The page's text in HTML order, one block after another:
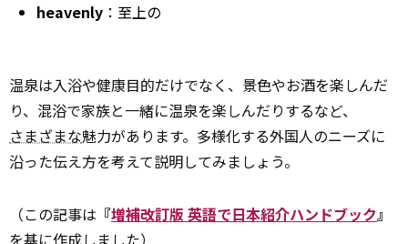
heavenly ：至上の
温泉は入浴や健康目的だけでなく、景色やお酒を楽しんだ
り、混浴で家族と一緒に温泉を楽しんだりするなど、
さまざまな魅力があります。多様化する外国人のニーズに
沿った伝え方を考えて説明してみましょう。
（この記事は 『増補改訂版 英語で日本紹介ハンドブック』
を基に作成しました）